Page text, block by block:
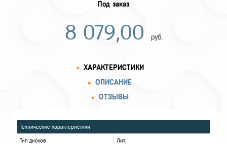
Под заказ
8 079,00 руб.
ОПИСАНИЕ